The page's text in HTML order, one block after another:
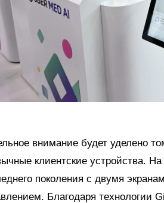
внимание будет уделено
клиентские устройства.
поколения с двумя
Благодаря технологии